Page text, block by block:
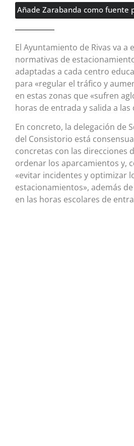
Añade Zarabanda como fuente
El Ayuntamiento de Rivas va a
normativas de
adaptadas a cada centro
para «regular el tráfico y
en estas zonas que «sufren
horas de entrada y salida a las
En concreto, la delegación de
del Consistorio está
concretas con las direcciones
ordenar los aparcamientos y,
«evitar incidentes y optimizar
estacionamientos», además
en las horas escolares de